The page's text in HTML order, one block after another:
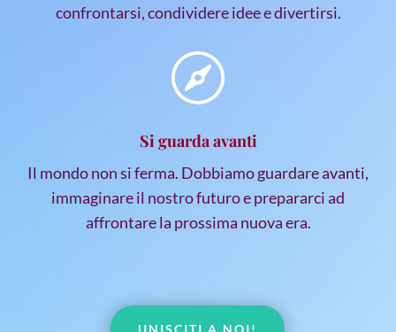
confrontarsi, condividere idee e divertirsi.

Si guarda avanti
Il mondo non si ferma. Dobbiamo guardare avanti,
immaginare il nostro futuro e prepararci ad
affrontare la prossima nuova era.
UNISCITI A NOI!